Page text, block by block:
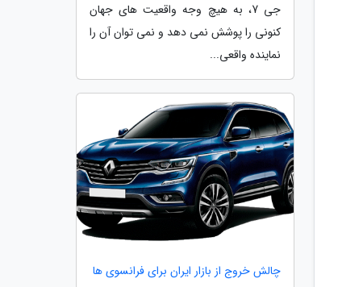
جی 7، به هیچ وجه واقعیت های جهان
کنونی را پوشش نمی دهد و نمی توان آن را
نماینده واقعی...
چالش خروج از بازار ایران برای فرانسوی ها